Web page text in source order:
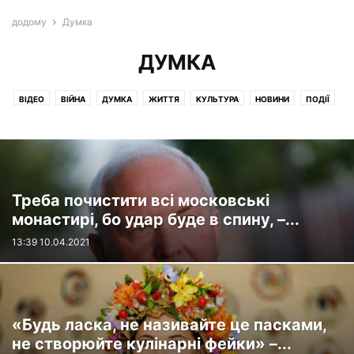
додому Думка
ДУМКА
ВІДЕО ВІЙНА ДУМКА ЖИТТЯ КУЛЬТУРА НОВИНИ ПОДІЇ
Треба почистити всі московські
монастирі, бо удар буде в спину, –...
13:39 10.04.2021
«Будь ласка, не називайте це пасками,
не створюйте кулінарні фейки» –...